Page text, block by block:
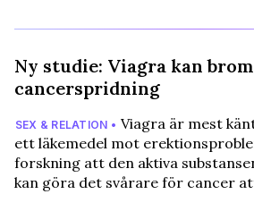
Ny studie: Viagra kan
cancerspridning
SEX & RELATION • Viagra är mest
ett läkemedel mot
forskning att den aktiva
kan göra det svårare för cancer